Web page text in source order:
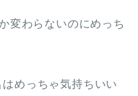
変わらないのにめっち
めっちゃ気持ちいい